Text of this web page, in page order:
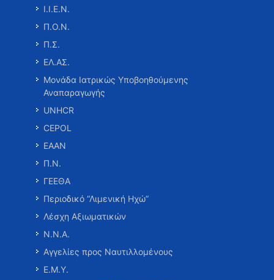
Ι.Ι.Ε.Ν.
Π.Ο.Ν.
Π.Σ.
ΕΛ.ΑΣ.
Μονάδα Ιατρικώς Υποβοηθούμενης
Αναπαραγωγής
UNHCR
CEPOL
ΕΑΑΝ
Π.Ν.
ΓΕΕΘΑ
Περιοδικό “Λιμενική Ηχώ”
Λέσχη Αξιωματικών
Ν.Ν.Α.
Αγγελίες προς Ναυτιλλομένους
Ε.Μ.Υ.